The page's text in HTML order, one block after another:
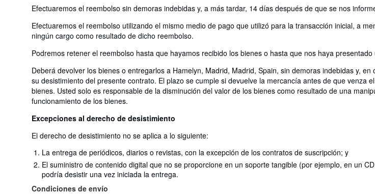
Efectuaremos el reembolso sin demoras indebidas y, a más tardar, 14 días después de que se nos
Efectuaremos el reembolso utilizando el mismo medio de pago que utilizó para la transacción inicial, a
ningún cargo como resultado de dicho reembolso.
Podremos retener el reembolso hasta que hayamos recibido los bienes o hasta que nos haya
Deberá devolver los bienes o entregarlos a Hamelyn, Madrid, Madrid, Spain, sin demoras indebidas y,
su desistimiento del presente contrato. El plazo se cumple si devuelve la mercancía antes de que
bienes. Usted solo es responsable de la disminución del valor de los bienes como resultado de una
funcionamiento de los bienes.
Excepciones al derecho de desistimiento
El derecho de desistimiento no se aplica a lo siguiente:
La entrega de periódicos, diarios o revistas, con la excepción de los contratos de suscripción; y
El suministro de contenido digital que no se proporcione en un soporte tangible (por ejemplo, en un
podría desistir una vez iniciada la entrega.
Condiciones de envío